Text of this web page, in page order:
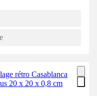
rétro Casablanca
20 x 20 x 0,8 cm